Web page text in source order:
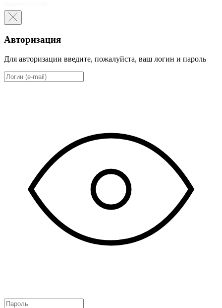
Авторизация
Для авторизации введите, пожалуйста, ваш логин и пароль